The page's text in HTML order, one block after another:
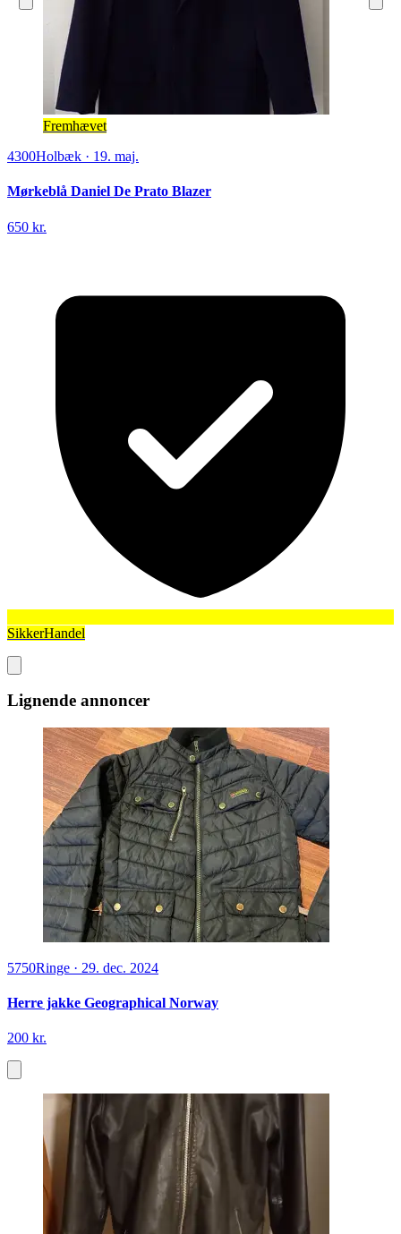
Fremhævet
4300Holbæk · 19. maj.
Mørkeblå Daniel De Prato Blazer
650 kr.
SikkerHandel
Lignende annoncer
5750Ringe · 29. dec. 2024
Herre jakke Geographical Norway
200 kr.